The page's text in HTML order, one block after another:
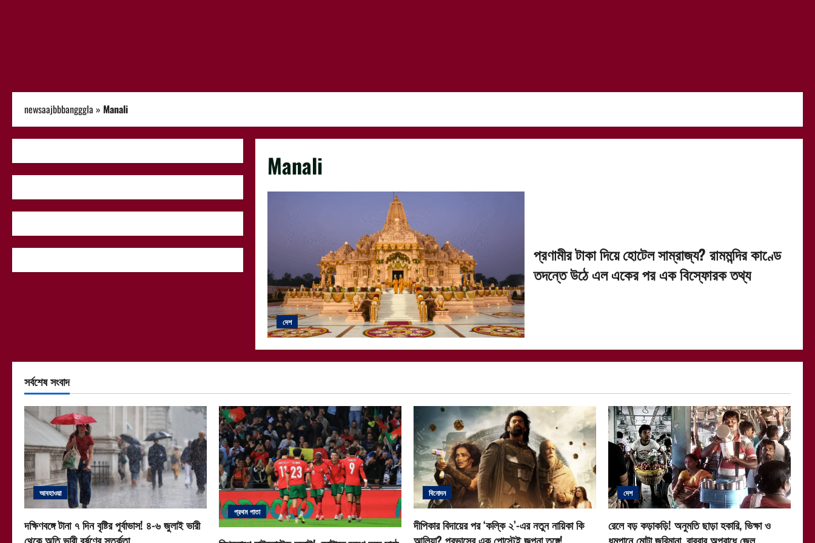
newsaajbbbangggla » Manali
Manali
দেশ
প্রণামীর টাকা দিয়ে হোটেল সাম্রাজ্য? রামমন্দির কাণ্ডে
তদন্তে উঠে এল একের পর এক বিস্ফোরক তথ্য
সর্বশেষ সংবাদ
আবহাওয়া
দক্ষিণবঙ্গে টানা ৭ দিন বৃষ্টির পূর্বাভাস! ৪-৬ জুলাই ভারী
প্রথম পাতা
বিনোদন
দীপিকার বিদায়ের পর ‘কল্কি ২’-এর নতুন নায়িকা কি
দেশ
রেলে বড় কড়াকড়ি! অনুমতি ছাড়া হকারি, ভিক্ষা ও